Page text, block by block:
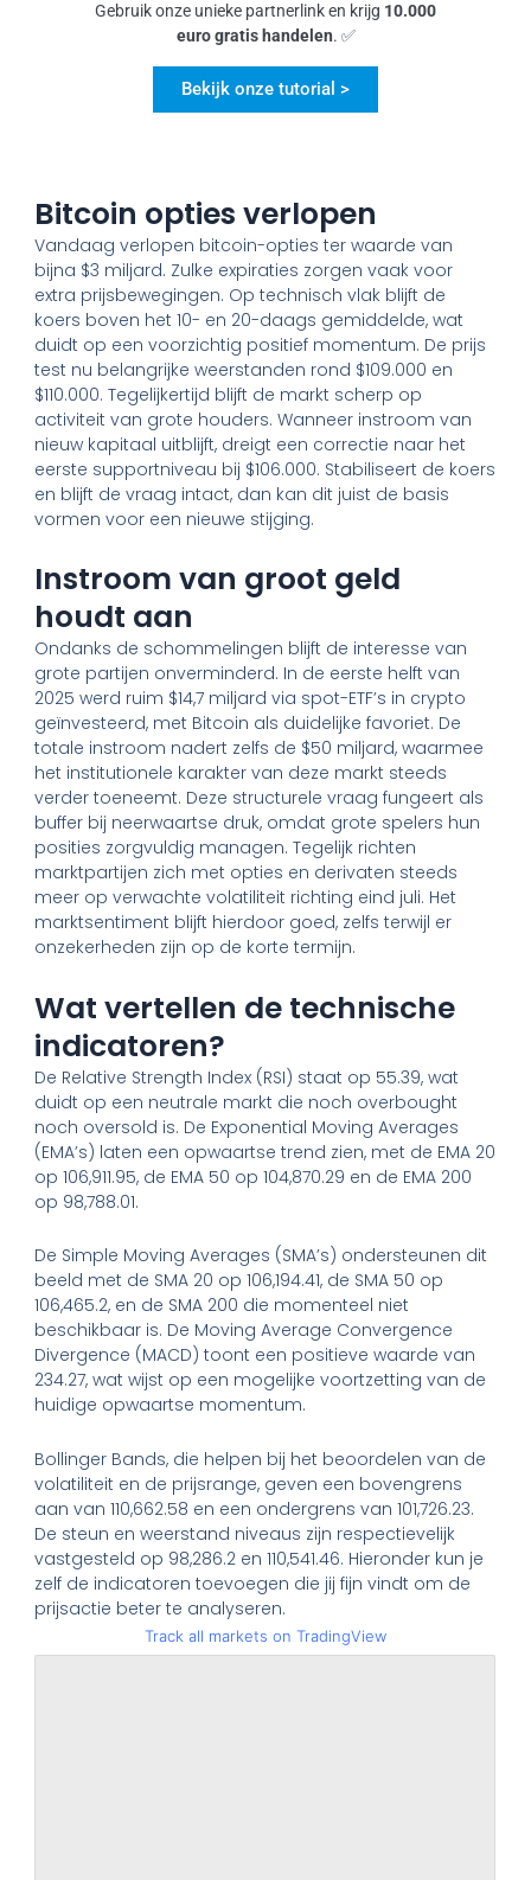
Gebruik onze unieke partnerlink en krijg 10.000
euro gratis handelen. ✅
Bekijk onze tutorial >
Bitcoin opties verlopen
Vandaag verlopen bitcoin-opties ter waarde van
bijna $3 miljard. Zulke expiraties zorgen vaak voor
extra prijsbewegingen. Op technisch vlak blijft de
koers boven het 10- en 20-daags gemiddelde, wat
duidt op een voorzichtig positief momentum. De prijs
test nu belangrijke weerstanden rond $109.000 en
$110.000. Tegelijkertijd blijft de markt scherp op
activiteit van grote houders. Wanneer instroom van
nieuw kapitaal uitblijft, dreigt een correctie naar het
eerste supportniveau bij $106.000. Stabiliseert de koers
en blijft de vraag intact, dan kan dit juist de basis
vormen voor een nieuwe stijging.
Instroom van groot geld
houdt aan
Ondanks de schommelingen blijft de interesse van
grote partijen onverminderd. In de eerste helft van
2025 werd ruim $14,7 miljard via spot-ETF’s in crypto
geïnvesteerd, met Bitcoin als duidelijke favoriet. De
totale instroom nadert zelfs de $50 miljard, waarmee
het institutionele karakter van deze markt steeds
verder toeneemt. Deze structurele vraag fungeert als
buffer bij neerwaartse druk, omdat grote spelers hun
posities zorgvuldig managen. Tegelijk richten
marktpartijen zich met opties en derivaten steeds
meer op verwachte volatiliteit richting eind juli. Het
marktsentiment blijft hierdoor goed, zelfs terwijl er
onzekerheden zijn op de korte termijn.
Wat vertellen de technische
indicatoren?
De Relative Strength Index (RSI) staat op 55.39, wat
duidt op een neutrale markt die noch overbought
noch oversold is. De Exponential Moving Averages
(EMA’s) laten een opwaartse trend zien, met de EMA 20
op 106,911.95, de EMA 50 op 104,870.29 en de EMA 200
op 98,788.01.
De Simple Moving Averages (SMA’s) ondersteunen dit
beeld met de SMA 20 op 106,194.41, de SMA 50 op
106,465.2, en de SMA 200 die momenteel niet
beschikbaar is. De Moving Average Convergence
Divergence (MACD) toont een positieve waarde van
234.27, wat wijst op een mogelijke voortzetting van de
huidige opwaartse momentum.
Bollinger Bands, die helpen bij het beoordelen van de
volatiliteit en de prijsrange, geven een bovengrens
aan van 110,662.58 en een ondergrens van 101,726.23.
De steun en weerstand niveaus zijn respectievelijk
vastgesteld op 98,286.2 en 110,541.46. Hieronder kun je
zelf de indicatoren toevoegen die jij fijn vindt om de
prijsactie beter te analyseren.
Track all markets on TradingView